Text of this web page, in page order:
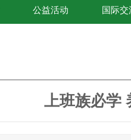
公益活动 国际交
上班族必学